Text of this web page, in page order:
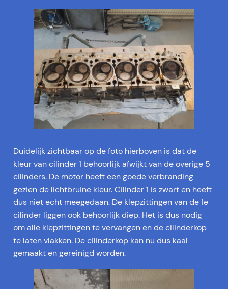
Duidelijk zichtbaar op de foto hierboven is dat de
kleur van cilinder 1 behoorlijk afwijkt van de overige 5
cilinders. De motor heeft een goede verbranding
gezien de lichtbruine kleur. Cilinder 1 is zwart en heeft
dus niet echt meegedaan. De klepzittingen van de 1e
cilinder liggen ook behoorlijk diep. Het is dus nodig
om alle klepzittingen te vervangen en de cilinderkop
te laten vlakken. De cilinderkop kan nu dus kaal
gemaakt en gereinigd worden.